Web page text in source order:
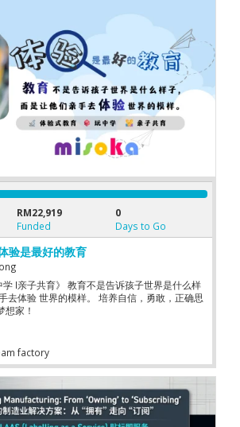
RM22,919
Funded
0
Days to Go
验是最好的教育
学 I亲子共育》 教育不是告诉孩子世界是什么样
去体验 世界的模样。 培养自信，勇敢，正确思
想家！
factory